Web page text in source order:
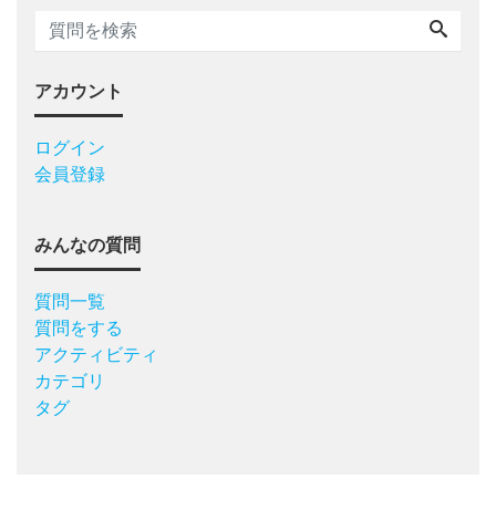
アカウント
ログイン
会員登録
みんなの質問
質問一覧
質問をする
アクティビティ
カテゴリ
タグ